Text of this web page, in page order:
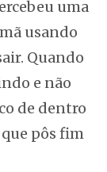
uma
usando
Quando
e não
de dentro
pôs fim